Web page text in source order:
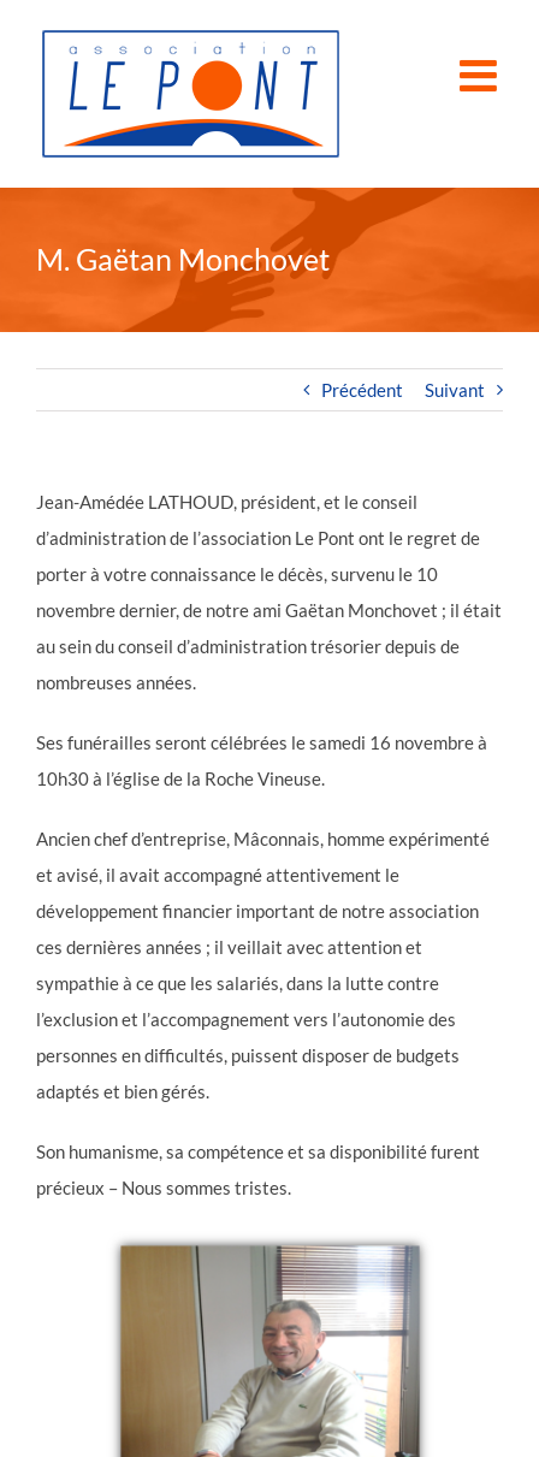
M. Gaëtan Monchovet
Précédent Suivant
Jean-Amédée LATHOUD, président, et le conseil
d’administration de l’association Le Pont ont le regret de
porter à votre connaissance le décès, survenu le 10
novembre dernier, de notre ami Gaëtan Monchovet ; il était
au sein du conseil d’administration trésorier depuis de
nombreuses années.
Ses funérailles seront célébrées le samedi 16 novembre à
10h30 à l’église de la Roche Vineuse.
Ancien chef d’entreprise, Mâconnais, homme expérimenté
et avisé, il avait accompagné attentivement le
développement financier important de notre association
ces dernières années ; il veillait avec attention et
sympathie à ce que les salariés, dans la lutte contre
l’exclusion et l’accompagnement vers l’autonomie des
personnes en difficultés, puissent disposer de budgets
adaptés et bien gérés.
Son humanisme, sa compétence et sa disponibilité furent
précieux – Nous sommes tristes.